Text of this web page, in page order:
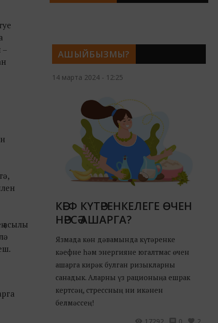
–
асылы
АШЫЙБЫЗМЫ?
14 марта 2024 - 12:25
КӘЕФ КҮТӘРЕНКЕЛЕГЕ ӨЧЕН
НӘРСӘ АШАРГА?
Язмада көн дәвамында күтәренке
кәефне һәм энергияне югалтмас өчен
ашарга кирәк булган ризыкларны
санадык. Аларны үз рационыңа ешрак
кертсәң, стрессның ни икәнен
белмәссең!
17292
0 2